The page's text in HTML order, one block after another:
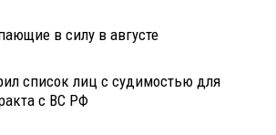
в силу в августе
список лиц с судимостью для
с ВС РФ